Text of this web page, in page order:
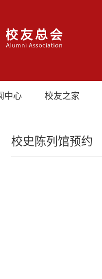
中心 校友之家
校史陈列馆预约